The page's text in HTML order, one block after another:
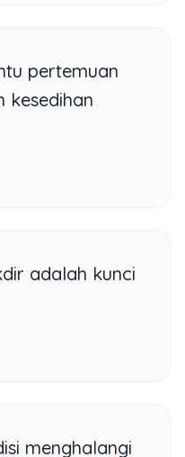
pertemuan
kesedihan
adalah kunci
menghalangi